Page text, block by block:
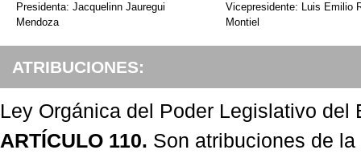
Presidenta: Jacquelinn Jauregui
Mendoza
Vicepresidente: Luis Emilio
Montiel
ATRIBUCIONES:
Ley Orgánica del Poder Legislativo del
ARTÍCULO 110. Son atribuciones de